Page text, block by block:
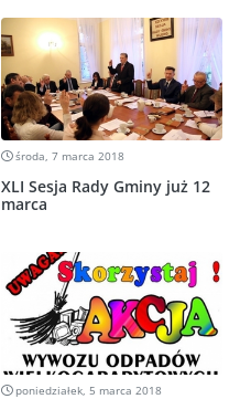
środa, 7 marca 2018
XLI Sesja Rady Gminy już 12
marca
poniedziałek, 5 marca 2018